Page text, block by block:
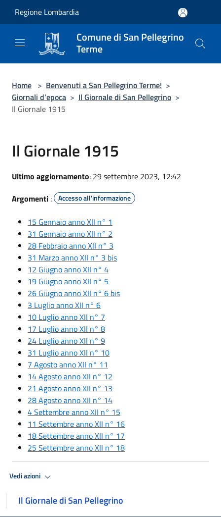
Regione Lombardia
Comune di San Pellegrino
Terme
Home > Benvenuti a San Pellegrino Terme! >
Giornali d’epoca > Il Giornale di San Pellegrino >
Il Giornale 1915
Il Giornale 1915
Ultimo aggiornamento: 29 settembre 2023, 12:42
Argomenti : Accesso all'informazione
15 Gennaio anno XII n° 1
31 Gennaio anno XII n° 2
28 Febbraio anno XII n° 3
31 Marzo anno XII n° 3 bis
12 Giugno anno XII n° 4
19 Giugno anno XII n° 5
26 Giugno anno XII n° 6 bis
3 Luglio anno XII n° 6
10 Luglio anno XII n° 7
17 Luglio anno XII n° 8
24 Luglio anno XII n° 9
31 Luglio anno XII n° 10
7 Agosto anno XII n° 11
14 Agosto anno XII n° 12
21 Agosto anno XII n° 13
28 Agosto anno XII n° 14
4 Settembre anno XII n° 15
11 Settembre anno XII n° 16
18 Settembre anno XII n° 17
25 Settembre anno XII n° 18
Vedi azioni
Il Giornale di San Pellegrino